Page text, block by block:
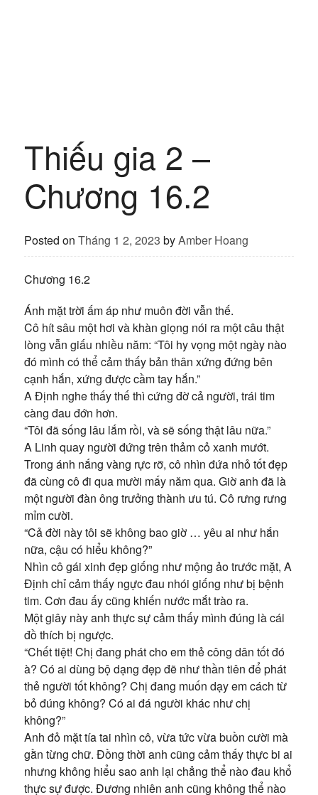
Thiếu gia 2 –
Chương 16.2
Posted on Tháng 1 2, 2023 byAmber Hoang
Chương 16.2
Ánh mặt trời ấm áp như muôn đời vẫn thế.
Cô hít sâu một hơi và khàn giọng nói ra một câu thật
lòng vẫn giấu nhiều năm: “Tôi hy vọng một ngày nào
đó mình có thể cảm thấy bản thân xứng đứng bên
cạnh hắn, xứng được cầm tay hắn.”
A Định nghe thấy thế thì cứng đờ cả người, trái tim
càng đau đớn hơn.
“Tôi đã sống lâu lắm rồi, và sẽ sống thật lâu nữa.”
A Linh quay người đứng trên thảm cỏ xanh mướt.
Trong ánh nắng vàng rực rỡ, cô nhìn đứa nhỏ tốt đẹp
đã cùng cô đi qua mười mấy năm qua. Giờ anh đã là
một người đàn ông trưởng thành ưu tú. Cô rưng rưng
mỉm cười.
“Cả đời này tôi sẽ không bao giờ … yêu ai như hắn
nữa, cậu có hiểu không?”
Nhìn cô gái xinh đẹp giống như mộng ảo trước mặt, A
Định chỉ cảm thấy ngực đau nhói giống như bị bệnh
tim. Cơn đau ấy cũng khiến nước mắt trào ra.
Một giây này anh thực sự cảm thấy mình đúng là cái
đồ thích bị ngược.
“Chết tiệt! Chị đang phát cho em thẻ công dân tốt đó
à? Có ai dùng bộ dạng đẹp đẽ như thần tiên để phát
thẻ người tốt không? Chị đang muốn dạy em cách từ
bỏ đúng không? Có ai đá người khác như chị
không?”
Anh đỏ mặt tía tai nhìn cô, vừa tức vừa buồn cười mà
gằn từng chữ. Đồng thời anh cũng cảm thấy thực bi ai
nhưng không hiểu sao anh lại chẳng thể nào đau khổ
thực sự được. Đương nhiên anh cũng không thể nào